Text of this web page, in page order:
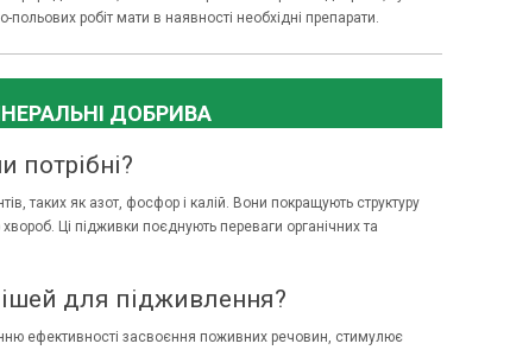
робіт мати в наявності необхідні препарати.
ДОБРИВА
потрібні?
таких як азот, фосфор і калій. Вони покращують структуру
Ці підживки поєднують переваги органічних та
для підживлення?
ефективності засвоєння поживних речовин, стимулює